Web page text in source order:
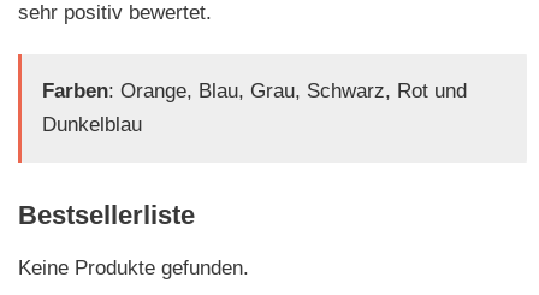
sehr positiv bewertet.
Farben: Orange, Blau, Grau, Schwarz, Rot und
Dunkelblau
Bestsellerliste
Keine Produkte gefunden.